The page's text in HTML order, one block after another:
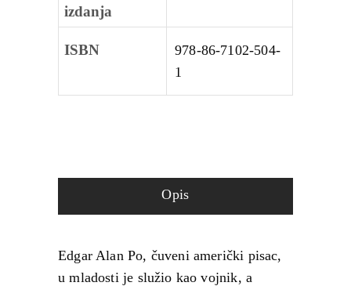
izdanja
ISBN
978-86-7102-504-
1
Opis
Edgar Alan Po, čuveni američki pisac,
u mladosti je služio kao vojnik, a